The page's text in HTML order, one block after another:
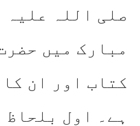
صلی اللہ علیہ
مبارک میں
کتاب اور ان
ہے۔ اول بلحاظ